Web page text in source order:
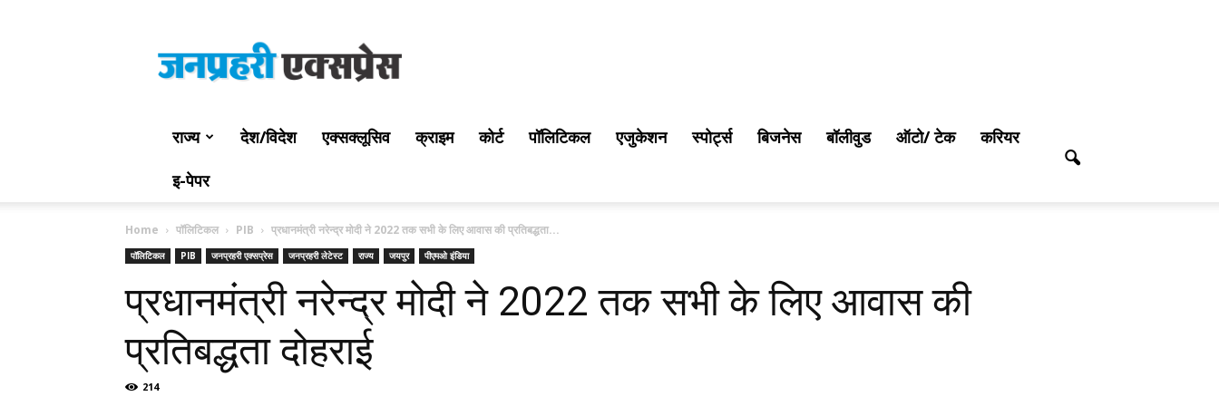
Prahari
Express
राज्य देश/विदेश एक्सक्लूसिव क्राइम कोर्ट पॉलिटिकल एजुकेशन स्पोर्ट्स बिजनेस बॉलीवुड ऑटो/ टेक
करियर
इ-पेपर
Home पॉलिटिकल PIB प्रधानमंत्री नरेन्द्र मोदी ने 2022 तक सभी के लिए आवास की प्रतिबद्धता...
पॉलिटिकल PIB जनप्रहरी एक्सप्रेस जनप्रहरी लेटेस्ट राज्य जयपुर पीएमओ इंडिया
प्रधानमंत्री नरेन्द्र मोदी ने 2022 तक सभी के लिए आवास की
प्रतिबद्धता दोहराई
214